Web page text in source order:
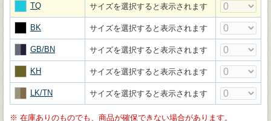
TQ サイズを選択すると表示されます
BK サイズを選択すると表示されます
GB/BN サイズを選択すると表示されます
KH サイズを選択すると表示されます
LK/TN サイズを選択すると表示されます
※ 在庫ありのものでも、商品が確保できない場合があります。